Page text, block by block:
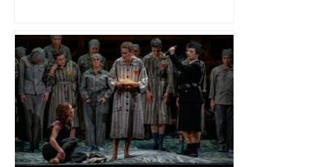
A Toulouse, l'union entre LFI et PS pour
tenter de détrôner Moudenc –
Boursorama